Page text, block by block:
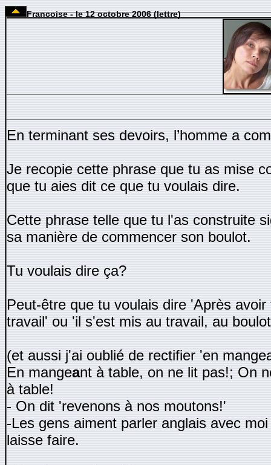
Francoise - le 12 octobre 2006 (lettre)
En terminant ses devoirs, l’homme a
Je recopie cette phrase que tu as mise
que tu aies dit ce que tu voulais dire.
Cette phrase telle que tu l'as construite
sa manière de commencer son boulot.
Tu voulais dire ça?
Peut-être que tu voulais dire 'Après
travail' ou 'il s'est mis au travail, au
(et aussi j'ai oublié de rectifier 'en
En mangeant à table, on ne lit pas!; On
à table!
- On dit 'revenons à nos moutons!'
-Les gens aiment parler anglais avec
laisse faire.